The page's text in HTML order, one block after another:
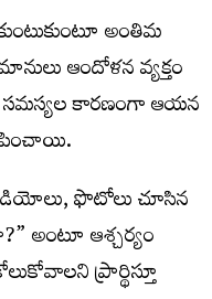
అంతిమ
ఆందోళన వ్యక్తం
సమస్యల కారణంగా ఆయన
ఫొటోలు చూసిన
ఆశ్చర్యం
ప్రార్థిస్తూ